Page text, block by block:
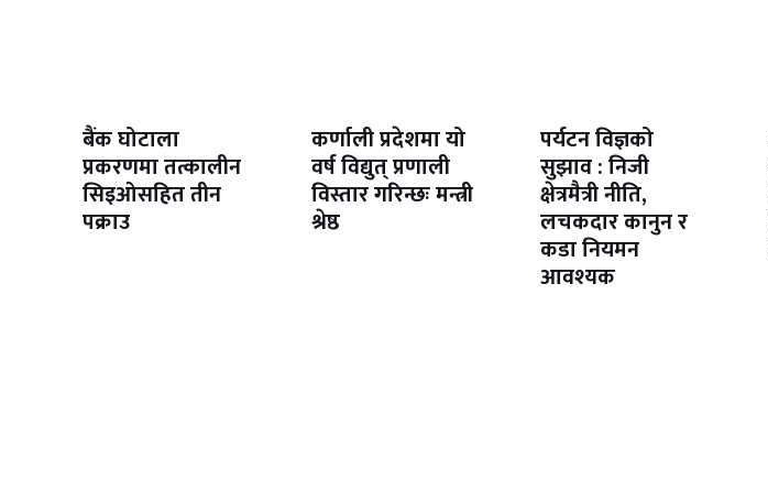
बैंक घोटाला
प्रकरणमा तत्कालीन
सिइओसहित तीन
पक्राउ
कर्णाली प्रदेशमा यो
वर्ष विद्युत् प्रणाली
विस्तार गरिन्छः मन्त्री
श्रेष्ठ
पर्यटन विज्ञको
सुझाव : निजी
क्षेत्रमैत्री नीति,
लचकदार कानुन र
कडा नियमन
आवश्यक